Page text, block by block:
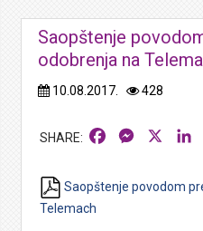
Saopštenje
odobrenja na
10.08.2017. 428
Facebook
Saopštenje povodom
Telemach